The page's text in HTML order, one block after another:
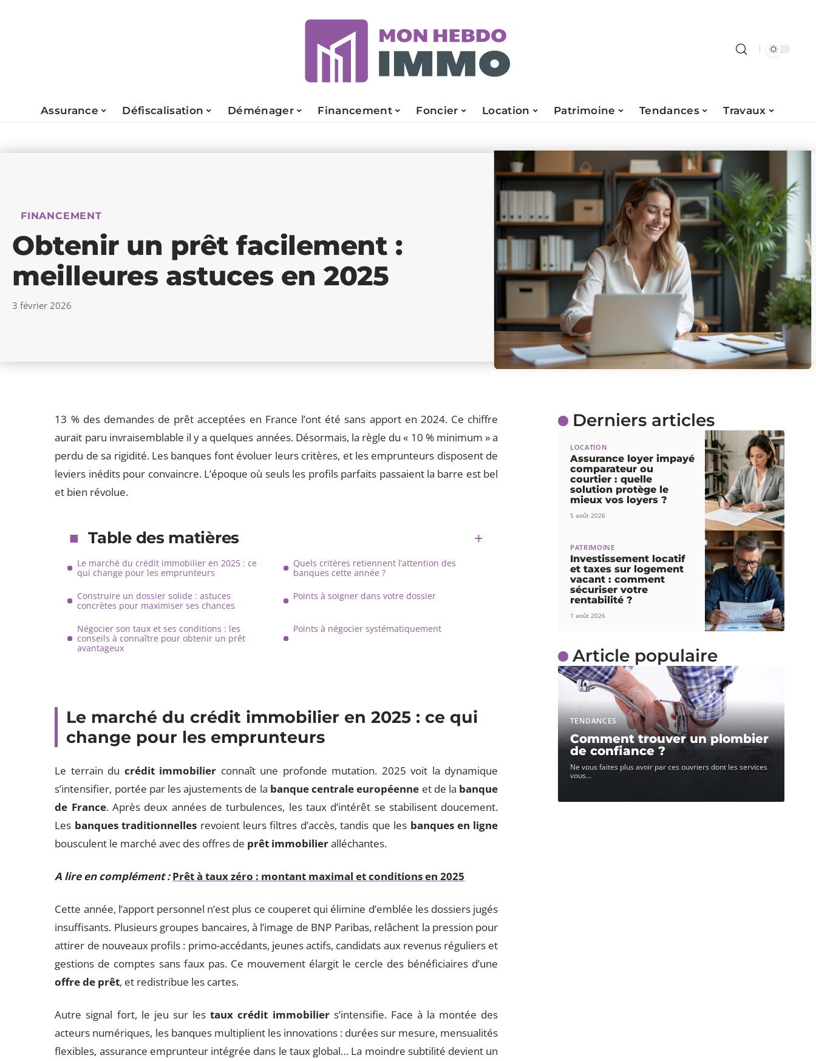
Assurance Défiscalisation Déménager Financement Foncier Location Patrimoine Tendances Travaux
FINANCEMENT
Obtenir un prêt facilement :
meilleures astuces en 2025
3 février 2026
13 % des demandes de prêt acceptées en France l’ont été sans apport en 2024. Ce chiffre
aurait paru invraisemblable il y a quelques années. Désormais, la règle du « 10 % minimum » a
perdu de sa rigidité. Les banques font évoluer leurs critères, et les emprunteurs disposent de
leviers inédits pour convaincre. L’époque où seuls les profils parfaits passaient la barre est bel
et bien révolue.
Table des matières
Le marché du crédit immobilier en 2025 : ce
qui change pour les emprunteurs
Quels critères retiennent l’attention des
banques cette année ?
Construire un dossier solide : astuces
concrètes pour maximiser ses chances
Points à soigner dans votre dossier
Négocier son taux et ses conditions : les
conseils à connaître pour obtenir un prêt
avantageux
Points à négocier systématiquement
Le marché du crédit immobilier en 2025 : ce qui
change pour les emprunteurs
Le terrain du crédit immobilier connaît une profonde mutation. 2025 voit la dynamique
s’intensifier, portée par les ajustements de la banque centrale européenne et de la banque
de France. Après deux années de turbulences, les taux d’intérêt se stabilisent doucement.
Les banques traditionnelles revoient leurs filtres d’accès, tandis que les banques en ligne
bousculent le marché avec des offres de prêt immobilieralléchantes.
A lire en complément : Prêt à taux zéro : montant maximal et conditions en 2025
Cette année, l’apport personnel n’est plus ce couperet qui élimine d’emblée les dossiers jugés
insuffisants. Plusieurs groupes bancaires, à l’image de BNP Paribas, relâchent la pression pour
attirer de nouveaux profils : primo-accédants, jeunes actifs, candidats aux revenus réguliers et
gestions de comptes sans faux pas. Ce mouvement élargit le cercle des bénéficiaires d’une
offre de prêt, et redistribue les cartes.
Autre signal fort, le jeu sur lestaux crédit immobiliers’intensifie. Face à la montée des
acteurs numériques, les banques multiplient les innovations : durées sur mesure, mensualités
flexibles, assurance emprunteur intégrée dans le taux global… La moindre subtilité devient un
Derniers articles
LOCATION
Assurance loyer impayé
comparateur ou
courtier : quelle
solution protège le
mieux vos loyers ?
5 août 2026
PATRIMOINE
Investissement locatif
et taxes sur logement
vacant : comment
sécuriser votre
rentabilité ?
1 août 2026
Article populaire
TENDANCES
Comment trouver un plombier
de confiance ?
Ne vous faites plus avoir par ces ouvriers dont les services
vous…